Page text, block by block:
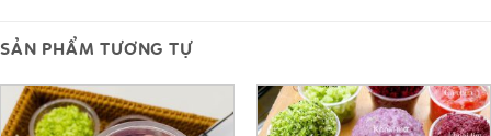
SẢN PHẨM TƯƠNG TỰ